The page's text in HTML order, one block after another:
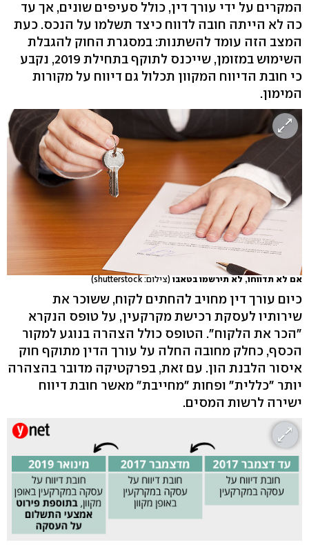
המקרים על ידי עורך דין, כולל סעיפים שונים, אך עד
כה לא הייתה חובה לדווח כיצד תשלמו על הנכס. כעת
המצב הזה עומד להשתנות: במסגרת החוק להגבלת
השימוש במזומן, שייכנס לתוקף בתחילת 2019, נקבע
כי חובת הדיווח המקוון תכלול גם דיווח על מקורות
המימון.
אם לא תדווחו, לא תירשמו בטאבו (צילום: shutterstock)
כיום עורך דין מחויב להחתים לקוח, ששוכר את
שירותיו לעסקת רכישת מקרקעין, על טופס הנקרא
"הכר את הלקוח". הטופס כולל הצהרה בנוגע למקור
הכסף, כחלק מחובה החלה על עורך הדין מתוקף חוק
איסור הלבנת הון. עם זאת, בפרקטיקה מדובר בהצהרה
יותר "כללית" ופחות "מחייבת" מאשר חובת דיווח
ישירה לרשות המסים.